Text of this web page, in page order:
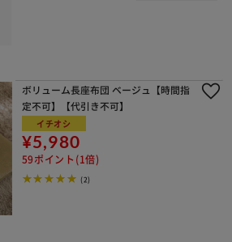
ボリューム長座布団 ベージュ【時間指
定不可】【代引き不可】
イチオシ
¥5,980
59ポイント(1倍)
(2)